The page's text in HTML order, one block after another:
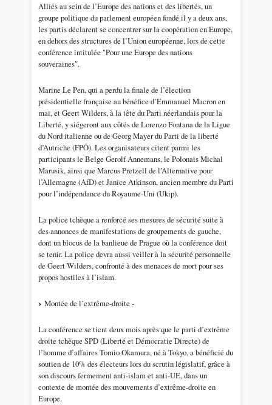
Alliés au sein de l’Europe des nations et des libertés, un
groupe politique du parlement européen fondé il y a deux ans,
les partis déclarent se concentrer sur la coopération en Europe,
en dehors des structures de l’Union européenne, lors de cette
conférence intitulée "Pour une Europe des nations
souveraines".
Marine Le Pen, qui a perdu la finale de l’élection
présidentielle française au bénéfice d’Emmanuel Macron en
mai, et Geert Wilders, à la tête du Parti néerlandais pour la
Liberté, y siégeront aux côtés de Lorenzo Fontana de la Ligue
du Nord italienne ou de Georg Mayer du Parti de la liberté
d’Autriche (FPÖ). Les organisateurs citent parmi les
participants le Belge Gerolf Annemans, le Polonais Michal
Marusik, ainsi que Marcus Pretzell de l’Alternative pour
l’Allemagne (AfD) et Janice Atkinson, ancien membre du Parti
pour l’indépendance du Royaume-Uni (Ukip).
La police tchèque a renforcé ses mesures de sécurité suite à
des annonces de manifestations de groupements de gauche,
dont un blocus de la banlieue de Prague où la conférence doit
se tenir. La police devra aussi veiller à la sécurité personnelle
de Geert Wilders, confronté à des menaces de mort pour ses
propos hostiles à l’islam.
Montée de l’extrême-droite -
La conférence se tient deux mois après que le parti d’extrême
droite tchèque SPD (Liberté et Démocratie Directe) de
l’homme d’affaires Tomio Okamura, né à Tokyo, a bénéficié du
soutien de 10% des électeurs lors du scrutin législatif, grâce à
son discours fermement anti-islam et anti-UE, dans un
contexte de montée des mouvements d’extrême-droite en
Europe.